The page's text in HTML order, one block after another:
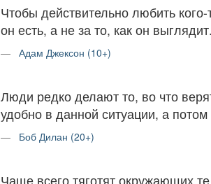
Чтобы действительно любить
он есть, а не за то, как он выглядит.
Адам Джексон (10+)
Люди редко делают то, во что
удобно в данной ситуации, а
Боб Дилан (20+)
Чаще всего тяготят окружающих